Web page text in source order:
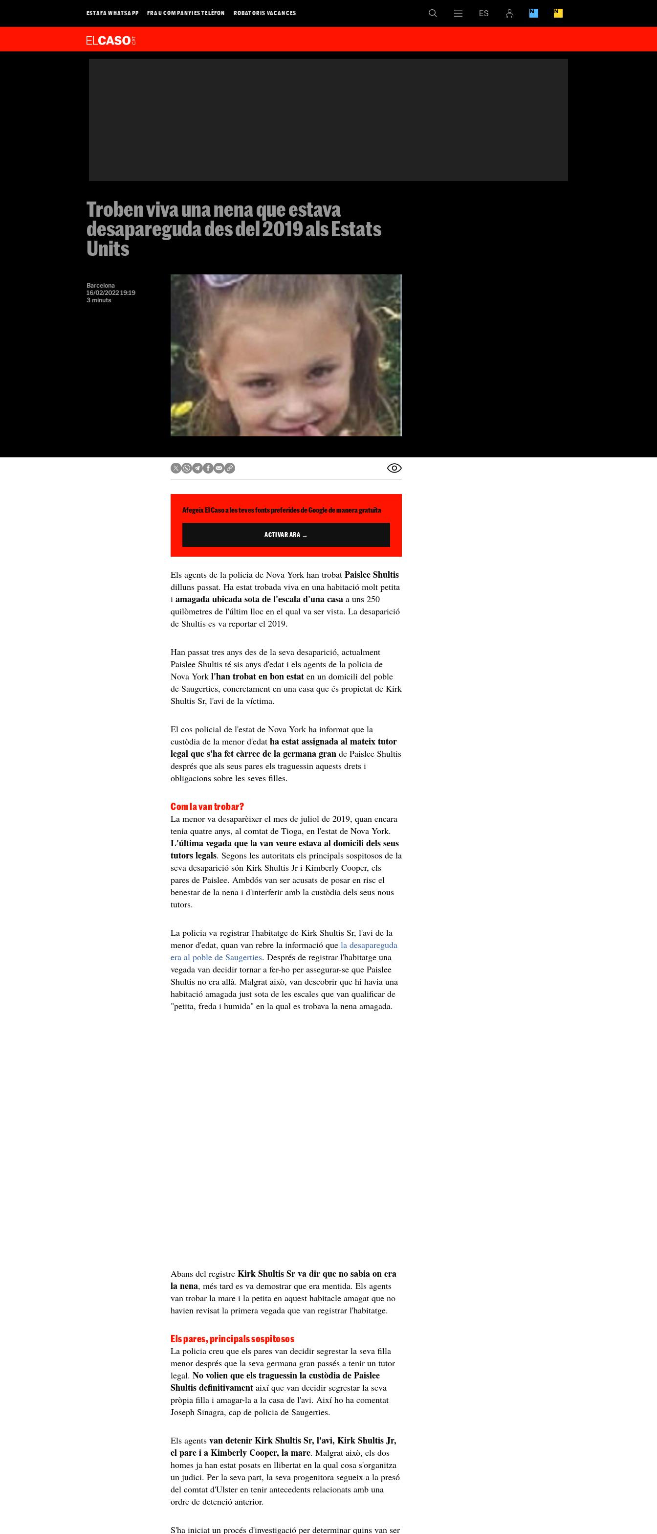
ESTAFA WHATSAPP FRAU COMPANYIES TELÈFON ROBATORIS VACANCES
Troben viva una nena que estava
desapareguda des del 2019 als Estats
Units
Barcelona
16/02/2022 19:19
3 minuts
Afegeix El Caso a les teves fonts preferides de Google de manera gratuïta
ACTIVAR ARA →
Els agents de la policia de Nova York han trobatPaislee Shultis
dilluns passat. Ha estat trobada viva en una habitació molt petita
iamagada ubicada sota de l'escala d'una casa a uns 250
quilòmetres de l'últim lloc en el qual va ser vista. La desaparició
de Shultis es va reportar el 2019.
Han passat tres anys des de la seva desaparició, actualment
Paislee Shultis té sis anys d'edat i els agents de la policia de
Nova Yorkl'han trobat en bon estat en un domicili del poble
de Saugerties, concretament en una casa que és propietat de Kirk
Shultis Sr, l'avi de la víctima.
El cos policial de l'estat de Nova York ha informat que la
custòdia de la menor d'edatha estat assignada al mateix tutor
legal que s'ha fet càrrec de la germana gran de Paislee Shultis
després que als seus pares els traguessin aquests drets i
obligacions sobre les seves filles.
Com la van trobar?
La menor va desaparèixer el mes de juliol de 2019, quan encara
tenia quatre anys, al comtat de Tioga, en l'estat de Nova York.
L'última vegada que la van veure estava al domicili dels seus
tutors legals. Segons les autoritats els principals sospitosos de la
seva desaparició són Kirk Shultis Jr i Kimberly Cooper, els
pares de Paislee. Ambdós van ser acusats de posar en risc el
benestar de la nena i d'interferir amb la custòdia dels seus nous
tutors.
La policia va registrar l'habitatge de Kirk Shultis Sr, l'avi de la
menor d'edat, quan van rebre la informació quela desapareguda
era al poble de Saugerties. Després de registrar l'habitatge una
vegada van decidir tornar a fer-ho per assegurar-se que Paislee
Shultis no era allà. Malgrat això, van descobrir que hi havia una
habitació amagada just sota de les escales que van qualificar de
"petita, freda i humida" en la qual es trobava la nena amagada.
Abans del registreKirk Shultis Sr va dir que no sabia on era
la nena, més tard es va demostrar que era mentida. Els agents
van trobar la mare i la petita en aquest habitacle amagat que no
havien revisat la primera vegada que van registrar l'habitatge.
Els pares, principals sospitosos
La policia creu que els pares van decidir segrestar la seva filla
menor després que la seva germana gran passés a tenir un tutor
legal.No volien que els traguessin la custòdia de Paislee
Shultis definitivament així que van decidir segrestar la seva
pròpia filla i amagar-la a la casa de l'avi. Així ho ha comentat
Joseph Sinagra, cap de policia de Saugerties.
Els agentsvan detenir Kirk Shultis Sr, l'avi, Kirk Shultis Jr,
el pare i a Kimberly Cooper, la mare. Malgrat això, els dos
homes ja han estat posats en llibertat en la qual cosa s'organitza
un judici. Per la seva part, la seva progenitora segueix a la presó
del comtat d'Ulster en tenir antecedents relacionats amb una
ordre de detenció anterior.
S'ha iniciat un procés d'investigació per determinar quins van ser